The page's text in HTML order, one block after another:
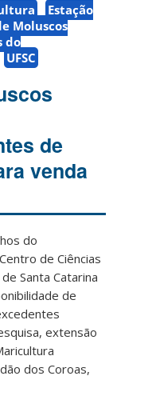
Estação
Moluscos
do
UFSC
de
venda
do
de Ciências
Santa Catarina
de
extensão
dos Coroas,